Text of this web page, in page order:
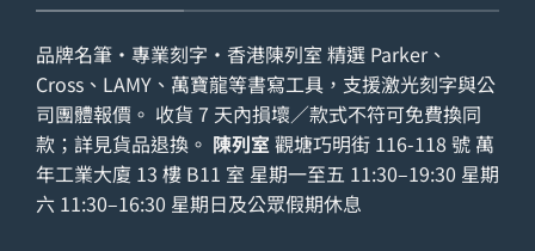
品牌名筆・專業刻字・香港陳列室 精選 Parker、
Cross、LAMY、萬寶龍等書寫工具，支援激光刻字與公
司團體報價。 收貨 7 天內損壞／款式不符可免費換同
款；詳見貨品退換 。 陳列室 觀塘巧明街 116-118 號 萬
年工業大廈 13 樓 B11 室 星期一至五 11:30–19:30 星期
六 11:30–16:30 星期日及公眾假期休息